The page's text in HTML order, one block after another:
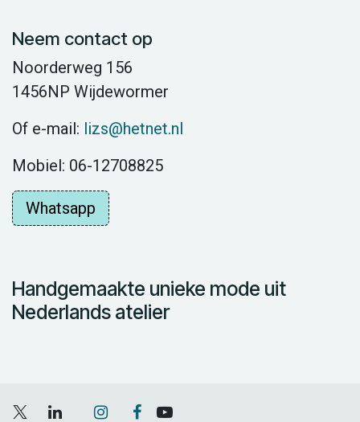
Neem contact op
Noorderweg 156
1456NP Wijdewormer
Of e-mail: lizs@hetnet.nl
Mobiel: 06-12708825
Whatsapp
Handgemaakte unieke mode uit
Nederlands atelier